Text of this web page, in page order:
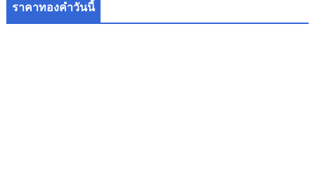
ราคาทองคำวันนี้